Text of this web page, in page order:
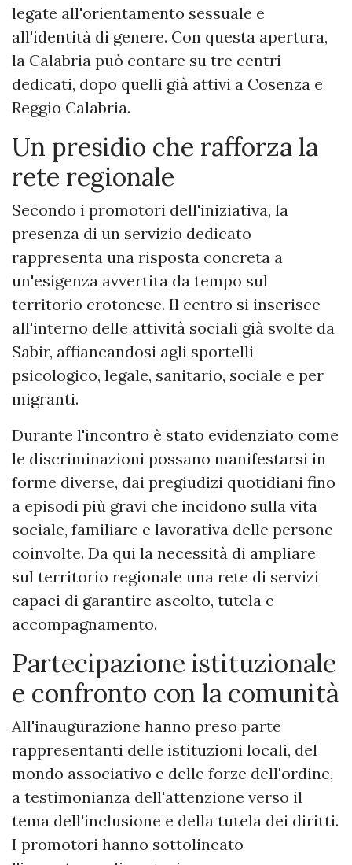
legate all'orientamento sessuale e
all'identità di genere. Con questa apertura,
la Calabria può contare su tre centri
dedicati, dopo quelli già attivi a Cosenza e
Reggio Calabria.
Un presidio che rafforza la
rete regionale
Secondo i promotori dell'iniziativa, la
presenza di un servizio dedicato
rappresenta una risposta concreta a
un'esigenza avvertita da tempo sul
territorio crotonese. Il centro si inserisce
all'interno delle attività sociali già svolte da
Sabir, affiancandosi agli sportelli
psicologico, legale, sanitario, sociale e per
migranti.
Durante l'incontro è stato evidenziato come
le discriminazioni possano manifestarsi in
forme diverse, dai pregiudizi quotidiani fino
a episodi più gravi che incidono sulla vita
sociale, familiare e lavorativa delle persone
coinvolte. Da qui la necessità di ampliare
sul territorio regionale una rete di servizi
capaci di garantire ascolto, tutela e
accompagnamento.
Partecipazione istituzionale
e confronto con la comunità
All'inaugurazione hanno preso parte
rappresentanti delle istituzioni locali, del
mondo associativo e delle forze dell'ordine,
a testimonianza dell'attenzione verso il
tema dell'inclusione e della tutela dei diritti.
I promotori hanno sottolineato